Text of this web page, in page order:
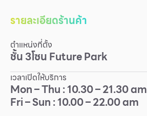
Gold & Jewelry
IT
Mobile
Other
รายละเอียดร้านค้า
ตำแหน่งที่ตั้ง
ชั้น3โซนFuture Park
เวลาเปิดให้บริการ
Mon – Thu : 10.30 – 21.30 am
Fri – Sun : 10.00 – 22.00 am